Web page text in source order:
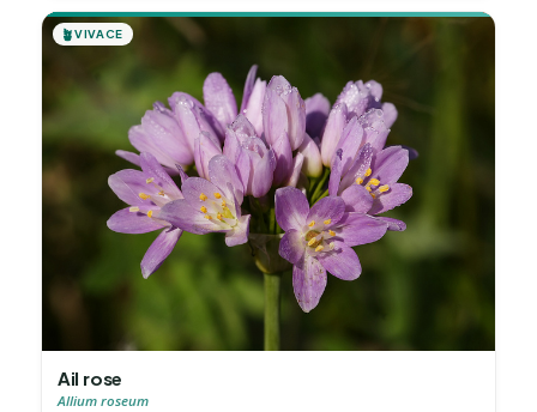
🪴VIVACE
Ail rose
Allium roseum